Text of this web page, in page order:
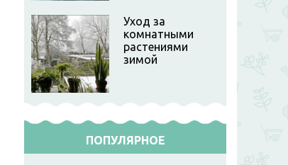
Уход за
комнатными
растениями
зимой
ПОПУЛЯРНОЕ